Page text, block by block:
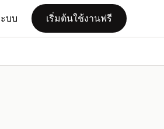
บบ เริ่มต้นใช้งานฟรี